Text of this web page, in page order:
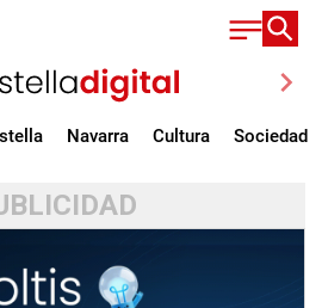
chevron_right
Navarra Cultura Sociedad